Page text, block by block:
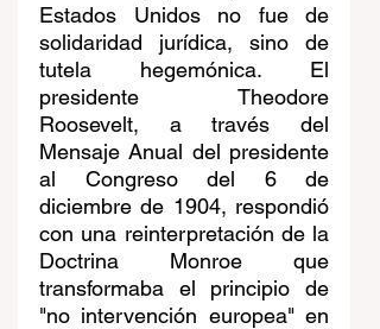
Estados Unidos no fue de
solidaridad jurídica, sino de
tutela hegemónica. El
presidente Theodore
Roosevelt, a través del
Mensaje Anual del presidente
al Congreso del 6 de
diciembre de 1904, respondió
con una reinterpretación de la
Doctrina Monroe que
transformaba el principio de
"no intervención europea" en